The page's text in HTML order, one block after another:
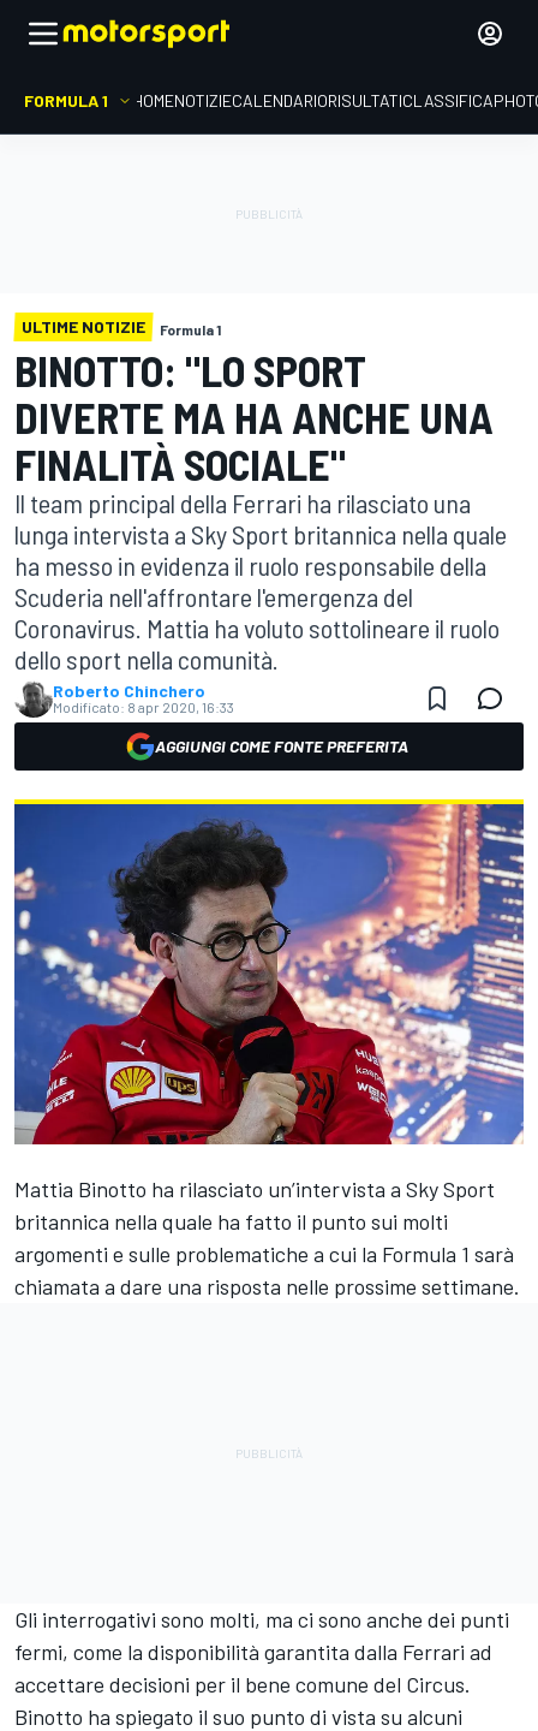
FORMULA 1 HOMENOTIZIECALENDARIORISULTATICLASSIFICA
ULTIME NOTIZIE Formula 1
BINOTTO: "LO SPORT
DIVERTE MA HA ANCHE UNA
FINALITÀ SOCIALE"
Il team principal della Ferrari ha rilasciato una
lunga intervista a Sky Sport britannica nella quale
ha messo in evidenza il ruolo responsabile della
Scuderia nell'affrontare l'emergenza del
Coronavirus. Mattia ha voluto sottolineare il ruolo
dello sport nella comunità.
Roberto Chinchero
Modificato: 8 apr 2020, 16:33
AGGIUNGI COME FONTE PREFERITA
Mattia Binotto ha rilasciato un’intervista a Sky Sport
britannica nella quale ha fatto il punto sui molti
argomenti e sulle problematiche a cui la Formula 1 sarà
chiamata a dare una risposta nelle prossime settimane.
Gli interrogativi sono molti, ma ci sono anche dei punti
fermi, come la disponibilità garantita dalla Ferrari ad
accettare decisioni per il bene comune del Circus.
Binotto ha spiegato il suo punto di vista su alcuni